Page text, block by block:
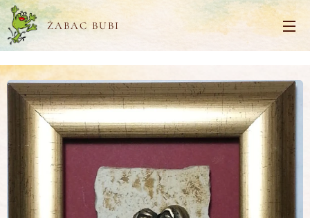
ŽABAC BUBI